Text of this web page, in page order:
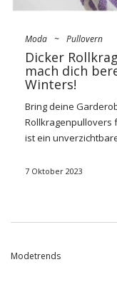
Moda ~ Pullovern
Dicker
mach dich
Winters!
Bring deine
Rollkragenpullovers
ist ein
Ergänzung der
kann.
7 Oktober 2023
Modetrends